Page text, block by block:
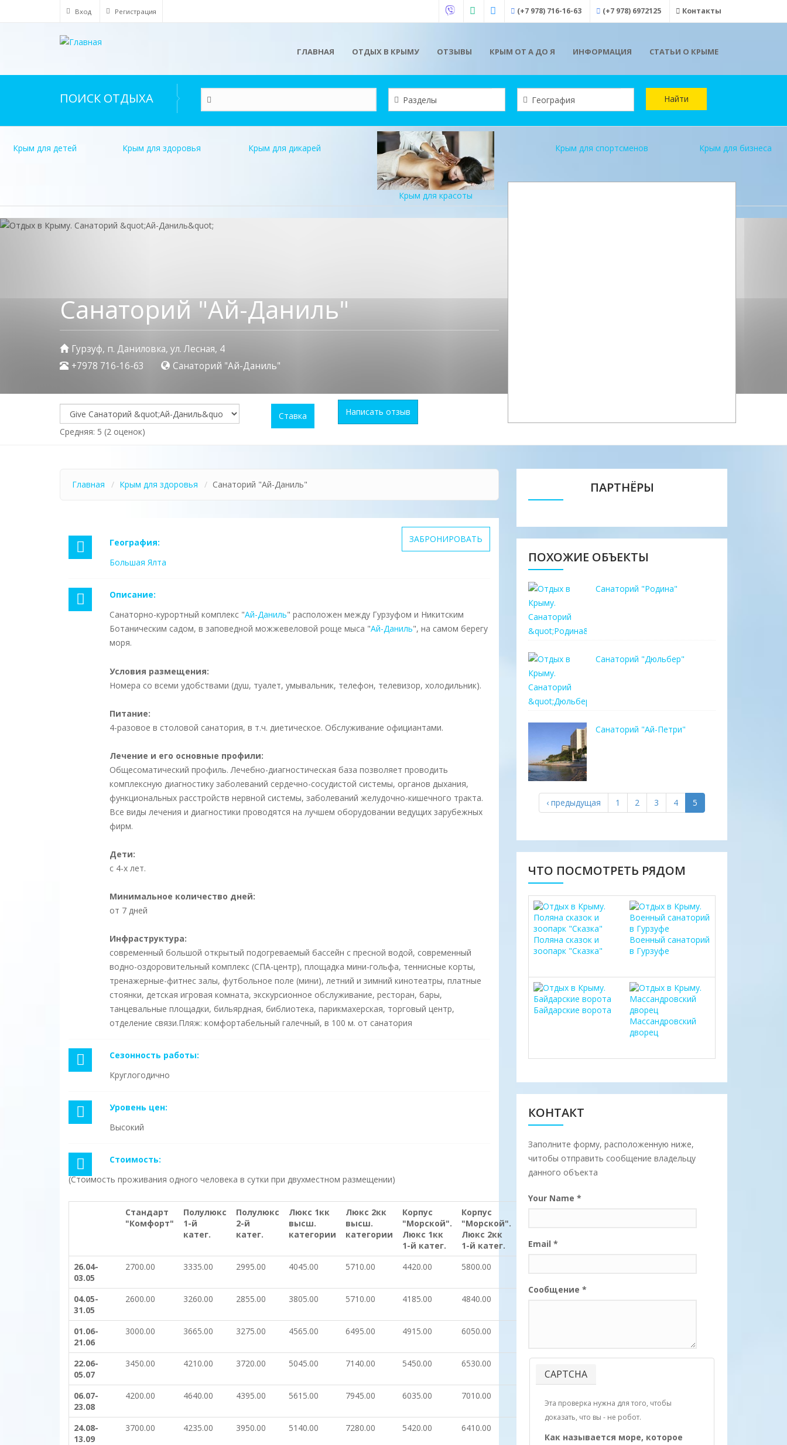
Вход Регистрация (+7 978) 716-16-63 (+7 978) 6972125 Контакты
ГЛАВНАЯ ОТДЫХ В КРЫМУ ОТЗЫВЫ КРЫМ ОТ А ДО Я ИНФОРМАЦИЯ СТАТЬИ О КРЫМЕ
ПОИСК ОТДЫХА Найти
Крым для детей Крым для здоровья Крым для дикарей
Крым для красоты
Крым для спортсменов Крым для бизнеса
Санаторий "Ай-Даниль"
Гурзуф, п. Даниловка, ул. Лесная, 4
+7978 716-16-63
Санаторий "Ай-Даниль"
Средняя: 5 (2 оценок)
Ставка Написать отзыв
Главная Крым для здоровья Санаторий "Ай-Даниль"
ЗАБРОНИРОВАТЬ
География:
Большая Ялта
Описание:
Санаторно-курортный комплекс "Ай-Даниль" расположен между Гурзуфом и Никитским
Ботаническим садом, в заповедной можжевеловой роще мыса "Ай-Даниль", на самом берегу
моря.
Условия размещения:
Номера со всеми удобствами (душ, туалет, умывальник, телефон, телевизор, холодильник).
Питание:
4-разовое в столовой санатория, в т.ч. диетическое. Обслуживание официантами.
Лечение и его основные профили:
Общесоматический профиль. Лечебно-диагностическая база позволяет проводить
комплексную диагностику заболеваний сердечно-сосудистой системы, органов дыхания,
функциональных расстройств нервной системы, заболеваний желудочно-кишечного тракта.
Все виды лечения и диагностики проводятся на лучшем оборудовании ведущих зарубежных
фирм.
Дети:
с 4-х лет.
Минимальное количество дней:
от 7 дней
Инфраструктура:
современный большой открытый подогреваемый бассейн с пресной водой, современный
водно-оздоровительный комплекс (СПА-центр), площадка мини-гольфа, теннисные корты,
тренажерные-фитнес залы, футбольное поле (мини), летний и зимний кинотеатры, платные
стоянки, детская игровая комната, экскурсионное обслуживание, ресторан, бары,
танцевальные площадки, бильярдная, библиотека, парикмахерская, торговый центр,
отделение связи.Пляж: комфортабельный галечный, в 100 м. от санатория
Сезонность работы:
Круглогодично
Уровень цен:
Высокий
Стоимость:
(Стоимость проживания одного человека в сутки при двухместном размещении)
Стандарт
"Комфорт"
Полулюкс
1-й
катег.
Полулюкс
2-й
катег.
Люкс 1кк
высш.
категории
Люкс 2кк
высш.
категории
Корпус
"Морской".
Люкс 1кк
1-й катег.
Корпус
"Морской".
Люкс 2кк
1-й катег.
сауной
26.04-
03.05
2700.00 3335.00 2995.00 4045.00 5710.00 4420.00 5800.00
04.05-
31.05
2600.00 3260.00 2855.00 3805.00 5710.00 4185.00 4840.00
01.06-
21.06
3000.00 3665.00 3275.00 4565.00 6495.00 4915.00 6050.00
22.06-
05.07
3450.00 4210.00 3720.00 5045.00 7140.00 5450.00 6530.00
06.07-
23.08
4200.00 4640.00 4395.00 5615.00 7945.00 6035.00 7010.00
24.08-
13.09
3700.00 4235.00 3950.00 5140.00 7280.00 5420.00 6410.00
ПАРТНЁРЫ
ПОХОЖИЕ ОБЪЕКТЫ
Санаторий "Родина"
Санаторий "Дюльбер"
Санаторий "Ай-Петри"
‹ предыдущая 1 2 3 4 5
ЧТО ПОСМОТРЕТЬ РЯДОМ
Поляна сказок и
зоопарк "Сказка"
Военный санаторий
в Гурзуфе
Байдарские ворота
Массандровский
дворец
КОНТАКТ
Заполните форму, расположенную ниже,
читобы отправить сообщение владельцу
данного объекта
Your Name *
Email *
Сообщение *
CAPTCHA
Эта проверка нужна для того, чтобы
доказать, что вы - не робот.
Как называется море, которое